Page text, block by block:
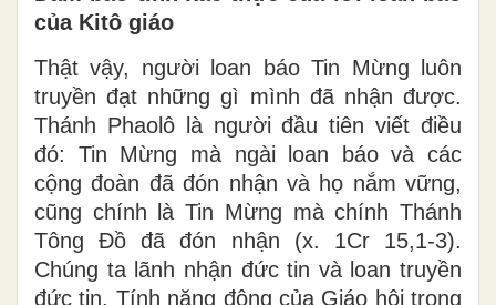
của Kitô giáo
Thật vậy, người loan báo Tin Mừng luôn
truyền đạt những gì mình đã nhận được.
Thánh Phaolô là người đầu tiên viết điều
đó: Tin Mừng mà ngài loan báo và các
cộng đoàn đã đón nhận và họ nắm vững,
cũng chính là Tin Mừng mà chính Thánh
Tông Đồ đã đón nhận (x. 1Cr 15,1-3).
Chúng ta lãnh nhận đức tin và loan truyền
đức tin. Tính năng động của Giáo hội trong